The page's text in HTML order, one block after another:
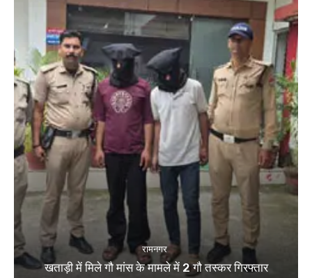
रामनगर
खताड़ी में मिले गौ मांस के मामले में 2 गौ तस्कर गिरफ्तार